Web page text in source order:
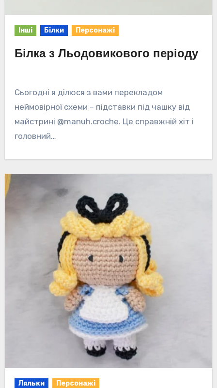
Інші Білки Персонажі
Білка з Льодовикового періоду
Сьогодні я ділюся з вами перекладом
неймовірної схеми – підставки під чашку від
майстрині @manuh.croche. Це справжній хіт і
головний…
Ляльки Персонажі